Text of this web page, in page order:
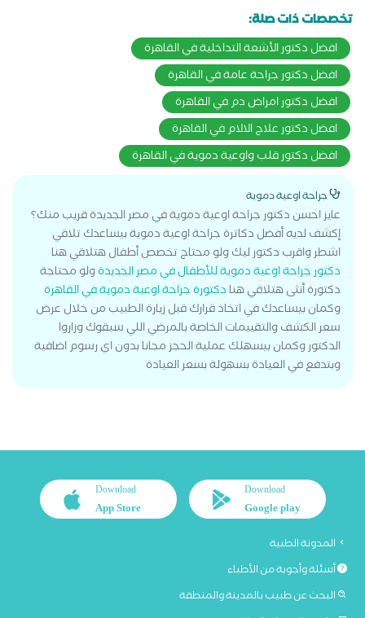
تخصصات ذات صلة:
افضل دكتور الأشعة التداخلية في القاهرة
افضل دكتور جراحة عامة في القاهرة
افضل دكتور امراض دم في القاهرة
افضل دكتور علاج الالام في القاهرة
افضل دكتور قلب واوعية دموية في القاهرة
جراحة اوعية دموية
عايز احسن دكتور جراحة اوعية دموية في مصر الجديدة قريب منك؟
إكشف لديه أفضل دكاترة جراحة اوعية دموية بيساعدك تلاقي
اشطر واقرب دكتور ليك ولو محتاج تخصص أطفال هتلاقي هنا
دكتور جراحة اوعية دموية للأطفال في مصر الجديدةولو محتاجة
دكتورة أنثى هتلاقي هنا دكتورة جراحة اوعية دموية في القاهرة
وكمان بيساعدك في اتخاذ قرارك قبل زيارة الطبيب من خلال عرض
سعر الكشف والتقييمات الخاصة بالمرضي اللي سبقوك وزاروا
الدكتور وكمان بيسهلك عملية الحجز مجانا بدون اي رسوم اضافية
وبتدفع في العيادة بسهولة بسعر العيادة
Download
Google play
Download
App Store
المدونة الطبية
أسئلة وأجوبة من الأطباء
البحث عن طبيب بالمدينة والمنطقة